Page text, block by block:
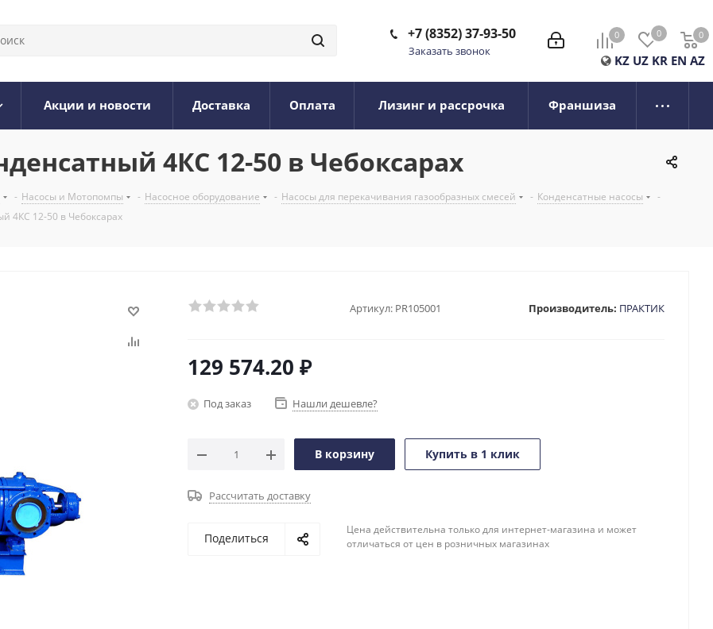
0 0 0
0
KZ UZ KR EN AZ
+7 (8352) 37-93-50
Заказать звонок
Акции и новости Доставка Оплата Лизинг и рассрочка Франшиза
4КС 12-50 в Чебоксарах
- Насосы и Мотопомпы - Насосное оборудование - Насосы для перекачивания газообразных смесей - Конденсатные насосы
-
4КС 12-50 в Чебоксарах
Артикул: PR105001 Производитель: ПРАКТИК
129 574.20 ₽
Под заказ Нашли дешевле?
В корзину Купить в 1 клик
Рассчитать доставку
Поделиться
Цена действительна только для интернет-магазина и может
отличаться от цен в розничных магазинах